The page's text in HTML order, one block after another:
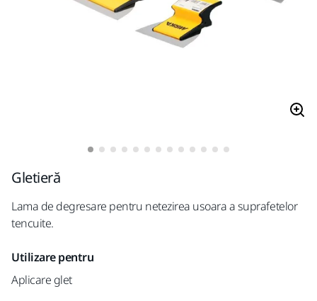
Gletieră
Lama de degresare pentru netezirea usoara a suprafetelor
tencuite.
Utilizare pentru
Aplicare glet